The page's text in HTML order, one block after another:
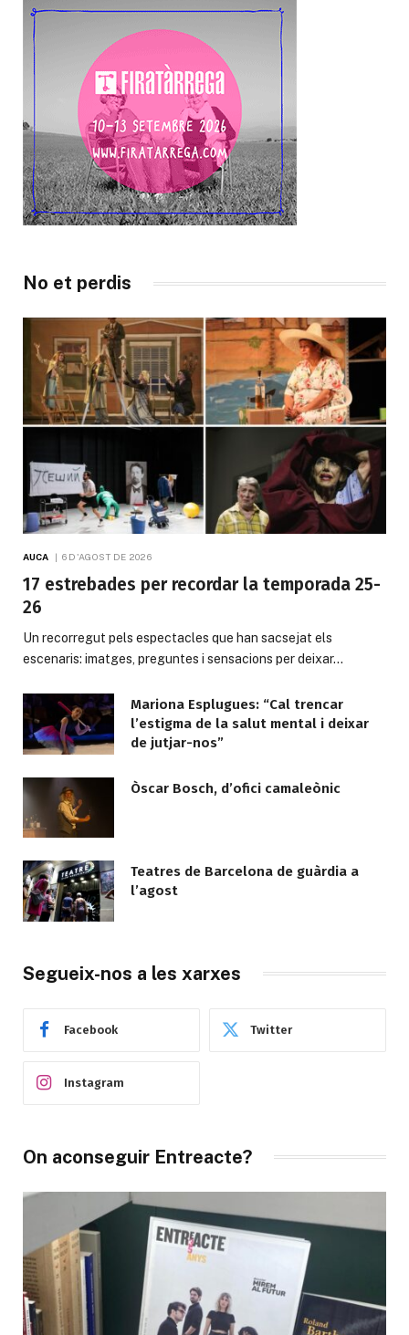
No et perdis
AUCA 6 D'AGOST DE 2026
17 estrebades per recordar la temporada 25-
26
Un recorregut pels espectacles que han sacsejat els
escenaris: imatges, preguntes i sensacions per deixar…
Mariona Esplugues: “Cal trencar
l’estigma de la salut mental i deixar
de jutjar-nos”
Òscar Bosch, d’ofici camaleònic
Teatres de Barcelona de guàrdia a
l’agost
Segueix-nos a les xarxes
Facebook Twitter
Instagram
On aconseguir Entreacte?